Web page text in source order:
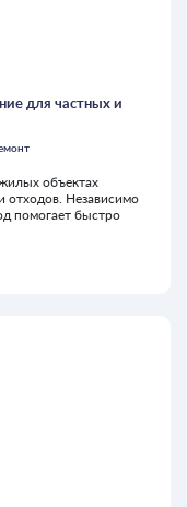
для частных и
объектах
отходов. Независимо
помогает быстро